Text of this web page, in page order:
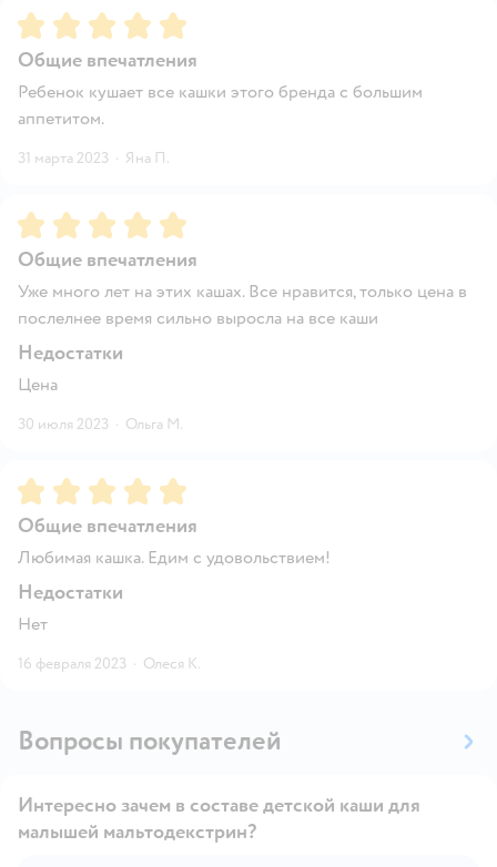
Рейтинг:5
Общие впечатления
Ребенок кушает все кашки этого бренда с большим
аппетитом.
31 марта 2023 · Яна П.
Рейтинг:5
Общие впечатления
Уже много лет на этих кашах. Все нравится, только цена в
послелнее время сильно выросла на все каши
Недостатки
Цена
30 июля 2023 · Ольга М.
Рейтинг:5
Общие впечатления
Любимая кашка. Едим с удовольствием!
Недостатки
Нет
16 февраля 2023 · Олеся К.
Вопросы покупателей
Интересно зачем в составе детской каши для
малышей мальтодекстрин?